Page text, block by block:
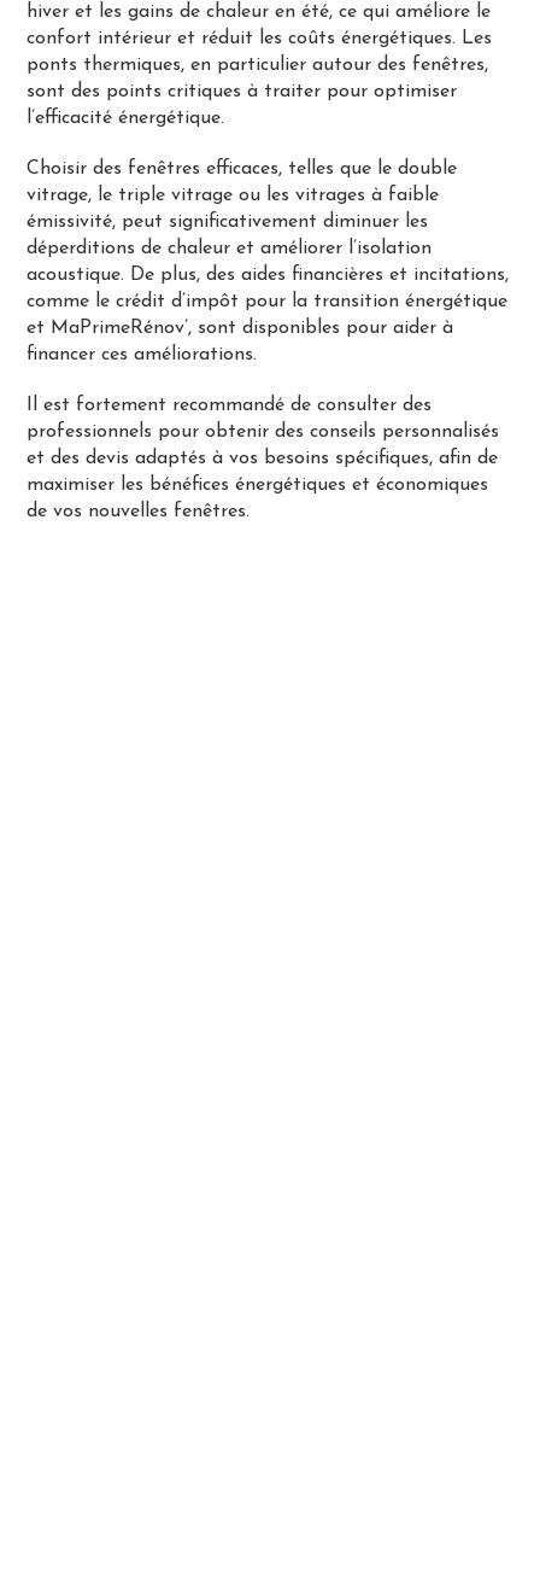
hiver et les gains de chaleur en été, ce qui améliore le
confort intérieur et réduit les coûts énergétiques. Les
ponts thermiques, en particulier autour des fenêtres,
sont des points critiques à traiter pour optimiser
l’efficacité énergétique.
Choisir des fenêtres efficaces, telles que le double
vitrage, le triple vitrage ou les vitrages à faible
émissivité, peut significativement diminuer les
déperditions de chaleur et améliorer l’isolation
acoustique. De plus, des aides financières et incitations,
comme le crédit d’impôt pour la transition énergétique
et MaPrimeRénov’, sont disponibles pour aider à
financer ces améliorations.
Il est fortement recommandé de consulter des
professionnels pour obtenir des conseils personnalisés
et des devis adaptés à vos besoins spécifiques, afin de
maximiser les bénéfices énergétiques et économiques
de vos nouvelles fenêtres​.